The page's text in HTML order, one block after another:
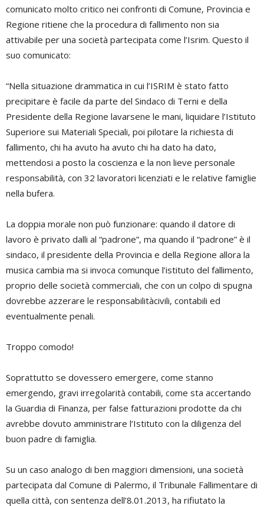
comunicato molto critico nei confronti di Comune, Provincia e
Regione ritiene che la procedura di fallimento non sia
attivabile per una società partecipata come l’Isrim. Questo il
suo comunicato:
“Nella situazione drammatica in cui l’ISRIM è stato fatto
precipitare è facile da parte del Sindaco di Terni e della
Presidente della Regione lavarsene le mani, liquidare l’Istituto
Superiore sui Materiali Speciali, poi pilotare la richiesta di
fallimento, chi ha avuto ha avuto chi ha dato ha dato,
mettendosi a posto la coscienza e la non lieve personale
responsabilità, con 32 lavoratori licenziati e le relative famiglie
nella bufera.
La doppia morale non può funzionare: quando il datore di
lavoro è privato dalli al “padrone”, ma quando il “padrone” è il
sindaco, il presidente della Provincia e della Regione allora la
musica cambia ma si invoca comunque l’istituto del fallimento,
proprio delle società commerciali, che con un colpo di spugna
dovrebbe azzerare le responsabilitàcivili, contabili ed
eventualmente penali.
Troppo comodo!
Soprattutto se dovessero emergere, come stanno
emergendo, gravi irregolarità contabili, come sta accertando
la Guardia di Finanza, per false fatturazioni prodotte da chi
avrebbe dovuto amministrare l’Istituto con la diligenza del
buon padre di famiglia.
Su un caso analogo di ben maggiori dimensioni, una società
partecipata dal Comune di Palermo, il Tribunale Fallimentare di
quella città, con sentenza dell’8.01.2013, ha rifiutato la